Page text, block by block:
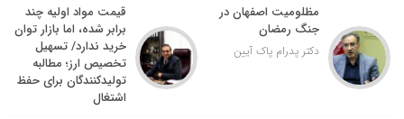
مظلومیت اصفهان در
جنگ رمضان
دکتر پدرام پاک آیین
قیمت مواد اولیه چند
برابر شده، اما بازار توان
خرید ندارد/ تسهیل
تخصیص ارز؛ مطالبه
تولیدکنندگان برای حفظ
اشتغال